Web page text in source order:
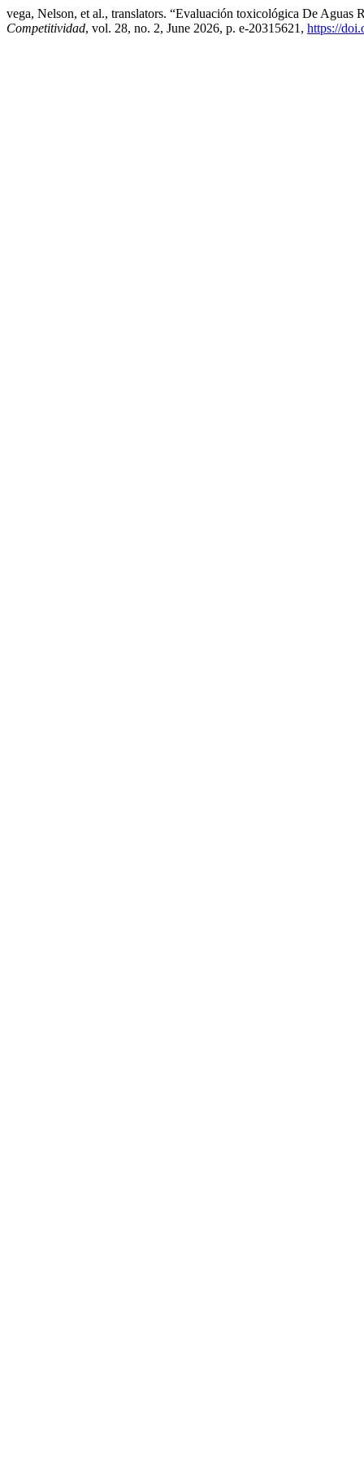
vega, Nelson, et al., translators. “Evaluación toxicológica De
Competitividad, vol. 28, no. 2, June 2026, p. e-20315621, https://